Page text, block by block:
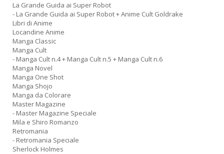
La Grande Guida ai Super Robot
- La Grande Guida ai Super Robot + Anime Cult Goldrake
Libri di Anime
Locandine Anime
Manga Classic
Manga Cult
- Manga Cult n.4 + Manga Cult n.5 + Manga Cult n.6
Manga Novel
Manga One Shot
Manga Shojo
Manga da Colorare
Master Magazine
- Master Magazine Speciale
Mila e Shiro Romanzo
Retromania
- Retromania Speciale
Sherlock Holmes